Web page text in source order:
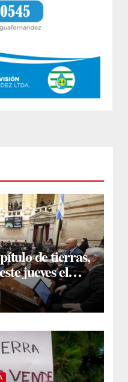
de tierras,
jueves el
privada